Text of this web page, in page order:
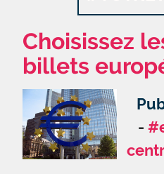
Choisissez
billets